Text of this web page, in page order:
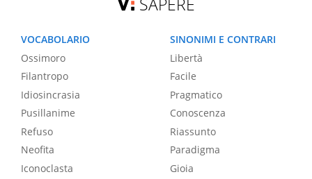
VOCABOLARIO
Ossimoro
Filantropo
Idiosincrasia
Pusillanime
Refuso
Neofita
Iconoclasta
SINONIMI E CONTRARI
Libertà
Facile
Pragmatico
Conoscenza
Riassunto
Paradigma
Gioia